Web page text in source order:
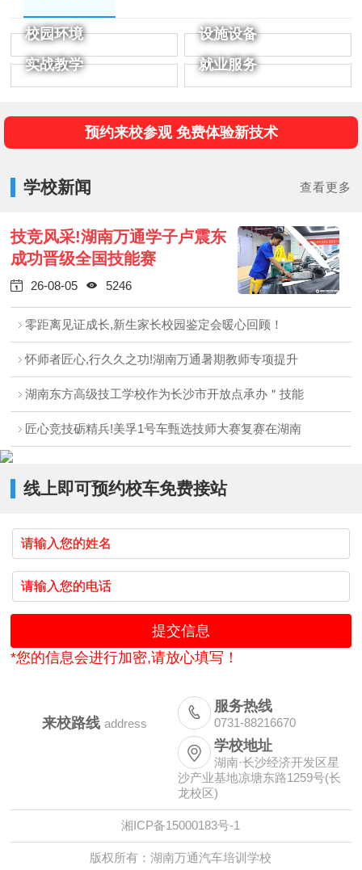
校园环境
设施设备
实战教学
就业服务
预约来校参观 免费体验新技术
学校新闻 查看更多
技竞风采!湖南万通学子卢震东
成功晋级全国技能赛
 26-08-05  5246
零距离见证成长,新生家长校园鉴定会暖心回顾！
怀师者匠心,行久久之功!湖南万通暑期教师专项提升
湖南东方高级技工学校作为长沙市开放点承办＂技能
匠心竞技砺精兵!美孚1号车甄选技师大赛复赛在湖南
线上即可预约校车免费接站
*您的信息会进行加密,请放心填写！
来校路线 address
 服务热线
0731-88216670
 学校地址
湖南·长沙经济开发区星
沙产业基地凉塘东路1259号(长
龙校区)
湘ICP备15000183号-1
版权所有：湖南万通汽车培训学校